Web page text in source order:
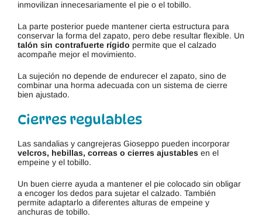
inmovilizan innecesariamente el pie o el tobillo.
La parte posterior puede mantener cierta estructura para
conservar la forma del zapato, pero debe resultar flexible. Un
talón sin contrafuerte rígido permite que el calzado
acompañe mejor el movimiento.
La sujeción no depende de endurecer el zapato, sino de
combinar una horma adecuada con un sistema de cierre
bien ajustado.
Cierres regulables
Las sandalias y cangrejeras Gioseppo pueden incorporar
velcros, hebillas, correas o cierres ajustables en el
empeine y el tobillo.
Un buen cierre ayuda a mantener el pie colocado sin obligar
a encoger los dedos para sujetar el calzado. También
permite adaptarlo a diferentes alturas de empeine y
anchuras de tobillo.